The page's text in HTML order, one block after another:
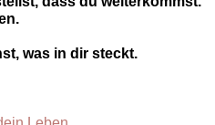
was in dir steckt.